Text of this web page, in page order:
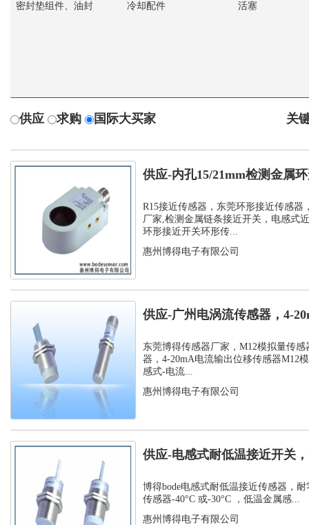
密封垫组件、油封
冷却配件 活塞
供应 求购 国际大买家 关
供应-内孔15/21mm检测金属
孔环...
R15接近传感器，东莞环形接近传感器
厂家,检测金属链条接近开关，电感式
环形接近开关环形传...
惠州博得电子有限公司
供应-广州电涡流传感器，4-
位移传...
东莞博得传感器厂家，M12模拟量传
器，4-20mA电流输出位移传感器M12
感式-电流...
惠州博得电子有限公司
供应-电感式耐低温接近开关
温接近传...
博得bode电感式耐低温接近传感器，
传感器-40°C 或-30°C ，低温金属感...
惠州博得电子有限公司